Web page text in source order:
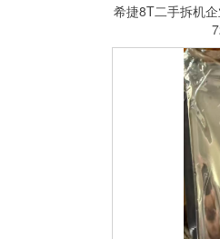
希捷8T二手拆机